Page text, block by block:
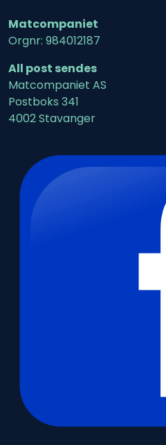
Matcompaniet
Orgnr: 984012187
All post sendes
Matcompaniet AS
Postboks 341
4002 Stavanger